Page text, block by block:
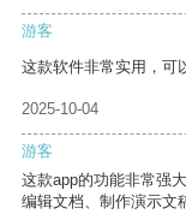
游客
这款软件非常实用，可
2025-10-04
游客
这款app的功能非常强
编辑文档、制作演示文